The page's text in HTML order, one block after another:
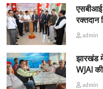
एसबीआई
रक्तदान
admin
झारखंड
WJAI
admin